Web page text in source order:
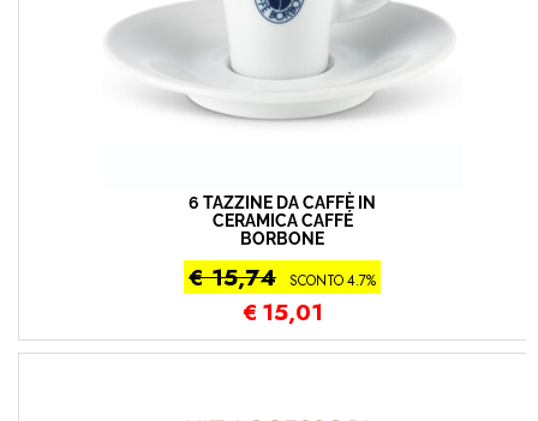
6 TAZZINE DA CAFFÈ IN
CERAMICA CAFFÉ
BORBONE
€ 15,74 SCONTO 4.7%
€ 15,01